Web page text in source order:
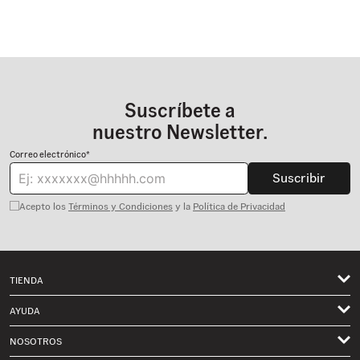
Suscríbete a
nuestro Newsletter.
Correo electrónico*
Suscribir
Acepto los Términos y Condiciones y la Política de Privacidad
TIENDA
Hombre
Niños
AYUDA
Mis pedidos
NOSOTROS